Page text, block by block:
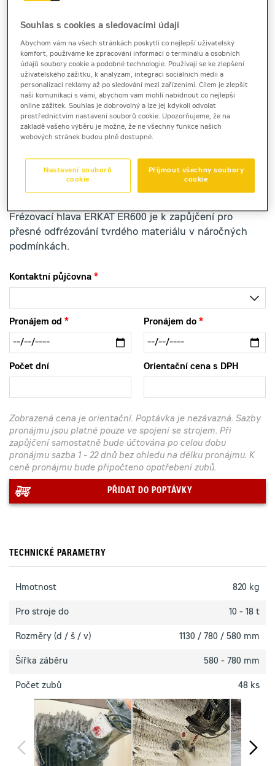
8 978 Kč s DPH
23 a více dnů
6 730 Kč bez DPH
8 143 Kč s DPH
Kauce
30 000 Kč
ERKAT ER600
Frézovací hlava ERKAT ER600 je k zapůjčení pro
přesné odfrézování tvrdého materiálu v náročných
podmínkách.
Kontaktní půjčovna
Pronájem od Pronájem do
Počet dní Orientační cena s DPH
Zobrazená cena je orientační. Poptávka je nezávazná. Sazby
pronájmu jsou platné pouze ve spojení se strojem. Při
zapůjčení samostatně bude účtována po celou dobu
pronájmu sazba 1 - 22 dnů bez ohledu na délku pronájmu. K
ceně pronájmu bude připočteno opotřebení zubů.
PŘIDAT DO POPTÁVKY
TECHNICKÉ PARAMETRY
Hmotnost 820 kg
Pro stroje do 10 - 18 t
Rozměry (d / š / v) 1130 / 780 / 580 mm
Šířka záběru 580 - 780 mm
Počet zubů 48 ks
Souhlas s cookies a sledovacími údaji
Abychom vám na všech stránkách poskytli co nejlepší uživatelský
komfort, používáme ke zpracování informací o terminálu a osobních
údajů soubory cookie a podobné technologie. Používají se ke zlepšení
uživatelského zážitku, k analýzám, integraci sociálních médií a
personalizaci reklamy až po sledování mezi zařízeními. Cílem je zlepšit
naši komunikaci s vámi, abychom vám mohli nabídnout co nejlepší
online zážitek. Souhlas je dobrovolný a lze jej kdykoli odvolat
prostřednictvím nastavení souborů cookie. Upozorňujeme, že na
základě vašeho výběru je možné, že ne všechny funkce našich
webových stránek budou plně dostupné.
Přijmout všechny soubory
cookie
Nastavení souborů
cookie